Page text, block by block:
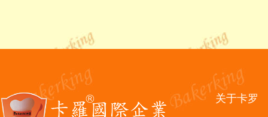
关于卡罗